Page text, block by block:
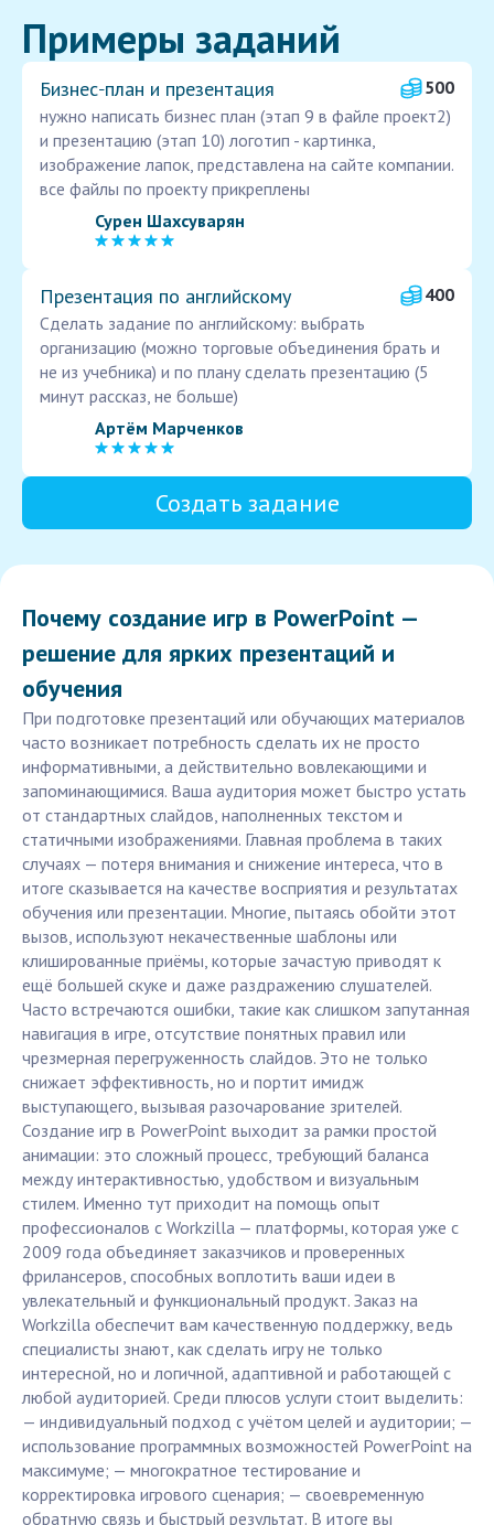
Примеры заданий
Бизнес‑план и презентация
500
нужно написать бизнес план (этап 9 в файле проект2)
и презентацию (этап 10) логотип - картинка,
изображение лапок, представлена на сайте компании.
все файлы по проекту прикреплены
Сурен Шахсуварян
Презентация по английскому
400
Сделать задание по английскому: выбрать
организацию (можно торговые объединения брать и
не из учебника) и по плану сделать презентацию (5
минут рассказ, не больше)
Артём Марченков
Создать задание
Почему создание игр в PowerPoint —
решение для ярких презентаций и
обучения
При подготовке презентаций или обучающих материалов
часто возникает потребность сделать их не просто
информативными, а действительно вовлекающими и
запоминающимися. Ваша аудитория может быстро устать
от стандартных слайдов, наполненных текстом и
статичными изображениями. Главная проблема в таких
случаях — потеря внимания и снижение интереса, что в
итоге сказывается на качестве восприятия и результатах
обучения или презентации. Многие, пытаясь обойти этот
вызов, используют некачественные шаблоны или
клишированные приёмы, которые зачастую приводят к
ещё большей скуке и даже раздражению слушателей.
Часто встречаются ошибки, такие как слишком запутанная
навигация в игре, отсутствие понятных правил или
чрезмерная перегруженность слайдов. Это не только
снижает эффективность, но и портит имидж
выступающего, вызывая разочарование зрителей.
Создание игр в PowerPoint выходит за рамки простой
анимации: это сложный процесс, требующий баланса
между интерактивностью, удобством и визуальным
стилем. Именно тут приходит на помощь опыт
профессионалов с Workzilla — платформы, которая уже с
2009 года объединяет заказчиков и проверенных
фрилансеров, способных воплотить ваши идеи в
увлекательный и функциональный продукт. Заказ на
Workzilla обеспечит вам качественную поддержку, ведь
специалисты знают, как сделать игру не только
интересной, но и логичной, адаптивной и работающей с
любой аудиторией. Среди плюсов услуги стоит выделить:
— индивидуальный подход с учётом целей и аудитории; —
использование программных возможностей PowerPoint на
максимуме; — многократное тестирование и
корректировка игрового сценария; — своевременную
обратную связь и быстрый результат. В итоге вы